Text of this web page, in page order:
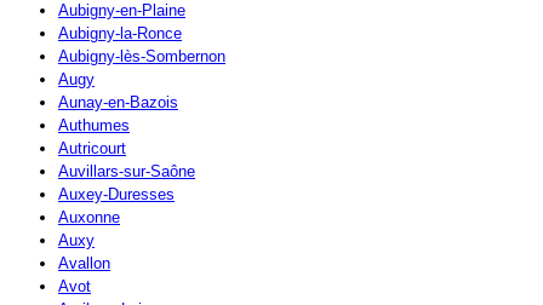
Aubigny-en-Plaine
Aubigny-la-Ronce
Aubigny-lès-Sombernon
Augy
Aunay-en-Bazois
Authumes
Autricourt
Auvillars-sur-Saône
Auxey-Duresses
Auxonne
Auxy
Avallon
Avot